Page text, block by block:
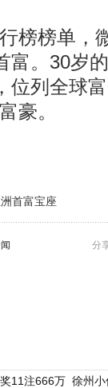
榜单，
。30岁
位列全球
豪。
首富宝座
分
11注666万 徐州